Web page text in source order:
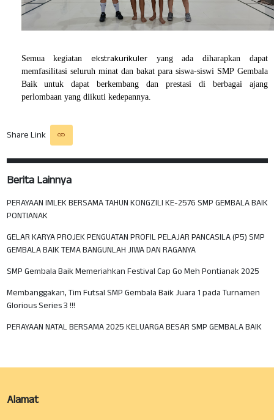
Semua kegiatan ekstrakurikuleryang ada diharapkan dapat
memfasilitasi seluruh minat dan bakat para siswa-siswi SMP Gembala
Baik untuk dapat berkembang dan prestasi di berbagai ajang
perlombaan yang diikuti kedepannya.
Share Link
Berita Lainnya
PERAYAAN IMLEK BERSAMA TAHUN KONGZILI KE-2576 SMP GEMBALA BAIK
PONTIANAK
GELAR KARYA PROJEK PENGUATAN PROFIL PELAJAR PANCASILA (P5) SMP
GEMBALA BAIK TEMA BANGUNLAH JIWA DAN RAGANYA
SMP Gembala Baik Memeriahkan Festival Cap Go Meh Pontianak 2025
Membanggakan, Tim Futsal SMP Gembala Baik Juara 1 pada Turnamen
Glorious Series 3 !!!
PERAYAAN NATAL BERSAMA 2025 KELUARGA BESAR SMP GEMBALA BAIK
Alamat